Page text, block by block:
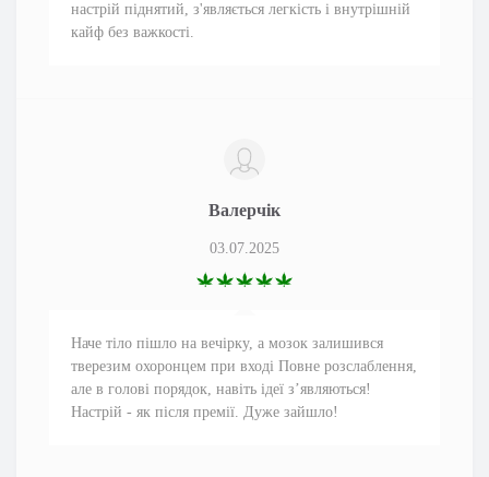
настрій піднятий, з'являється легкість і внутрішній
кайф без важкості.
Валерчік
03.07.2025
Наче тіло пішло на вечірку, а мозок залишився
тверезим охоронцем при вході Повне розслаблення,
але в голові порядок, навіть ідеї з’являються!
Настрій - як після премії. Дуже зайшло!